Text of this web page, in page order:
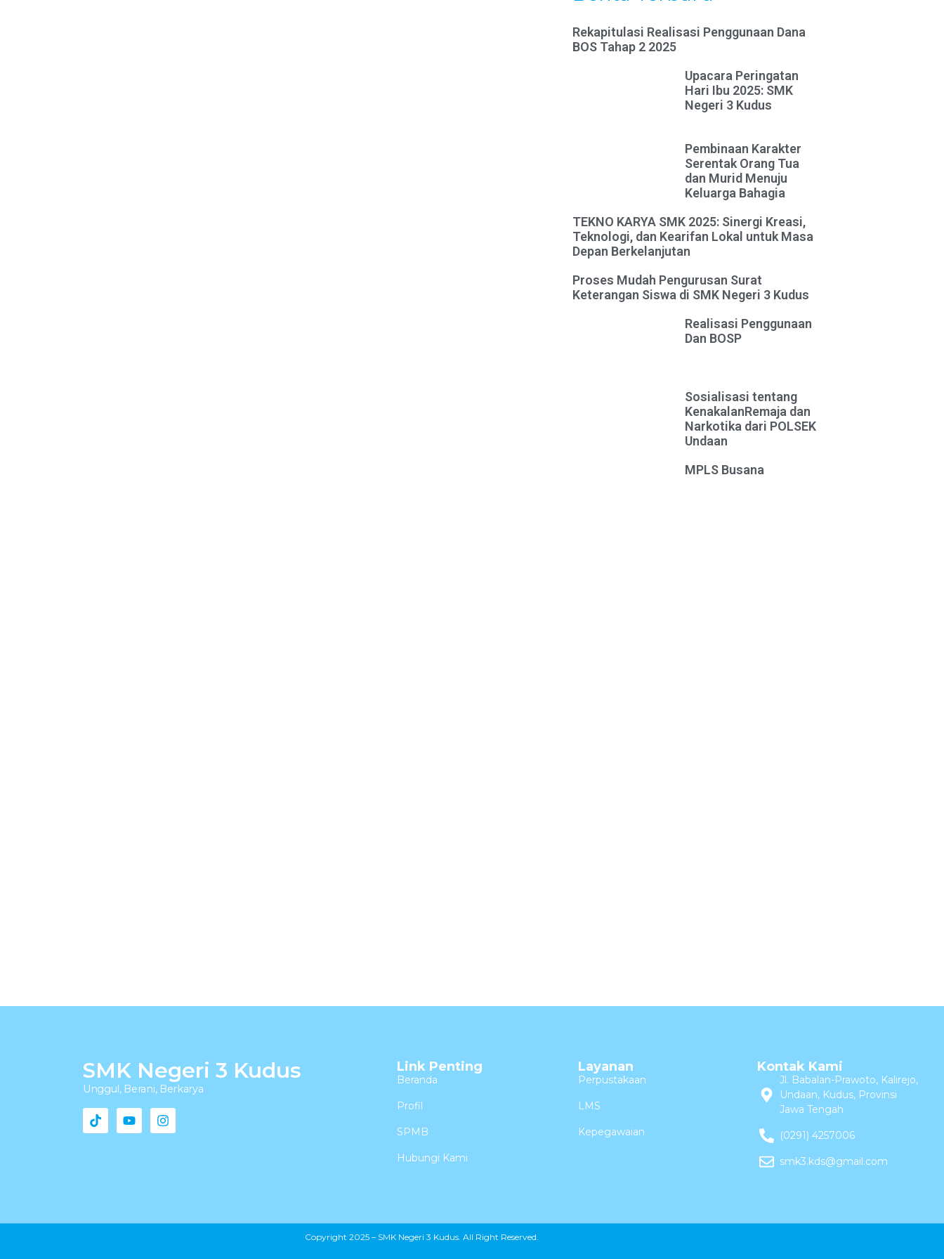
Rekapitulasi Realisasi Penggunaan Dana
BOS Tahap 2 2025
Upacara Peringatan
Hari Ibu 2025: SMK
Negeri 3 Kudus
Pembinaan Karakter
Serentak Orang Tua
dan Murid Menuju
Keluarga Bahagia
TEKNO KARYA SMK 2025: Sinergi Kreasi,
Teknologi, dan Kearifan Lokal untuk Masa
Depan Berkelanjutan
Proses Mudah Pengurusan Surat
Keterangan Siswa di SMK Negeri 3 Kudus
Realisasi Penggunaan
Dan BOSP
Sosialisasi tentang
KenakalanRemaja dan
Narkotika dari POLSEK
Undaan
MPLS Busana
SMK Negeri 3 Kudus
Unggul, Berani, Berkarya
Link Penting
Beranda
Profil
SPMB
Hubungi Kami
Layanan
Perpustakaan
LMS
Kepegawaian
Kontak Kami
Jl. Babalan-Prawoto, Kalirejo,
Undaan, Kudus, Provinsi
Jawa Tengah
(0291) 4257006
smk3.kds@gmail.com
Copyright 2025 – SMK Negeri 3 Kudus. All Right Reserved.